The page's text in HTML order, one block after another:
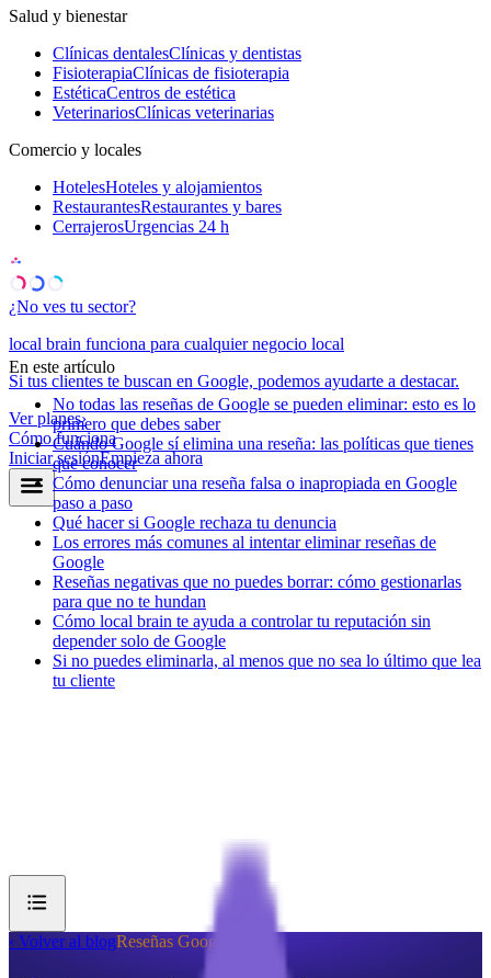
Salud y bienestar
Clínicas dentalesClínicas y dentistas
FisioterapiaClínicas de fisioterapia
EstéticaCentros de estética
VeterinariosClínicas veterinarias
Comercio y locales
HotelesHoteles y alojamientos
RestaurantesRestaurantes y bares
CerrajerosUrgencias 24 h
¿No ves tu sector?
local brain funciona para cualquier negocio local
Si tus clientes te buscan en Google, podemos ayudarte a destacar.
Ver planes›
Cómo funciona
Iniciar sesiónEmpieza ahora
En este artículo
No todas las reseñas de Google se pueden eliminar: esto es lo
primero que debes saber
Cuándo Google sí elimina una reseña: las políticas que tienes
que conocer
Cómo denunciar una reseña falsa o inapropiada en Google
paso a paso
Qué hacer si Google rechaza tu denuncia
Los errores más comunes al intentar eliminar reseñas de
Google
Reseñas negativas que no puedes borrar: cómo gestionarlas
para que no te hundan
Cómo local brain te ayuda a controlar tu reputación sin
depender solo de Google
Si no puedes eliminarla, al menos que no sea lo último que lea
tu cliente
‹ Volver al blogReseñas Google